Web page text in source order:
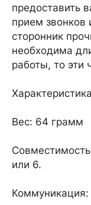
предоставить
прием звонков
сторонник
необходима
работы, то эти
Вес: 64 грамм
или 6.